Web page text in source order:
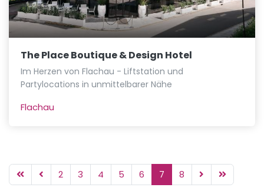
The Place Boutique & Design Hotel
Im Herzen von Flachau - Liftstation und
Partylocations in unmittelbarer Nähe
Flachau
2 3 4 5 6 7 8